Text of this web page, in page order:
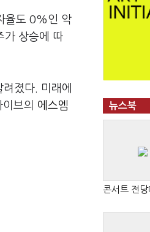
율도 0%인 악
가 상승에 따
졌다. 미래에
브의 에스엠
뉴스북
콘서트 전당